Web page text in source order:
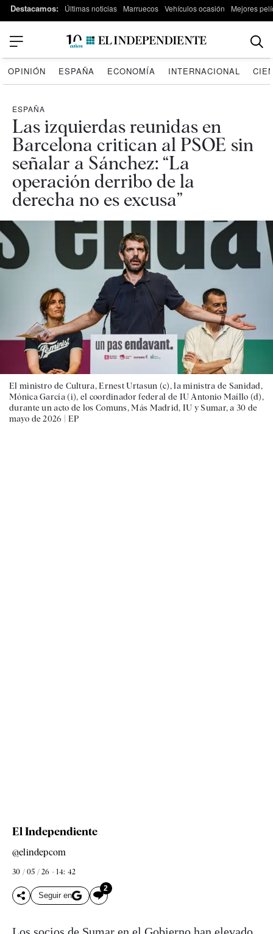
Destacamos: Últimas noticias Marruecos Vehículos ocasión Mejores
OPINIÓN ESPAÑA ECONOMÍA INTERNACIONAL
ESPAÑA
Las izquierdas reunidas en
Barcelona critican al PSOE sin
señalar a Sánchez: “La
operación derribo de la
derecha no es excusa”
El ministro de Cultura, Ernest Urtasun (c), la ministra de Sanidad,
Mónica García (i), el coordinador federal de IU Antonio Maíllo (d),
durante un acto de los Comuns, Más Madrid, IU y Sumar, a 30 de
mayo de 2026 | EP
El Independiente
@elindepcom
30 / 05 / 26 - 14: 42
Seguir en
2
Los socios de Sumar en el Gobierno han elevado